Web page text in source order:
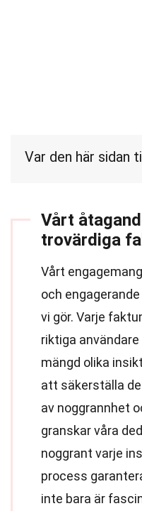
Var den här sidan
Vårt
trovärdiga
Vårt
och
vi gör. Varje
riktiga
mängd olika
att säkerställa
av noggrannhet
granskar våra
noggrant varje
process
inte bara är